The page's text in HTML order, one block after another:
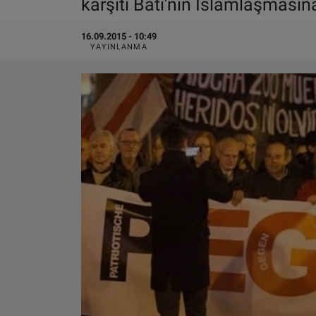
karşıtı Batı'nın
16.09.2015 - 10:49
YAYINLANMA
CONTACT
Çerez Politikası